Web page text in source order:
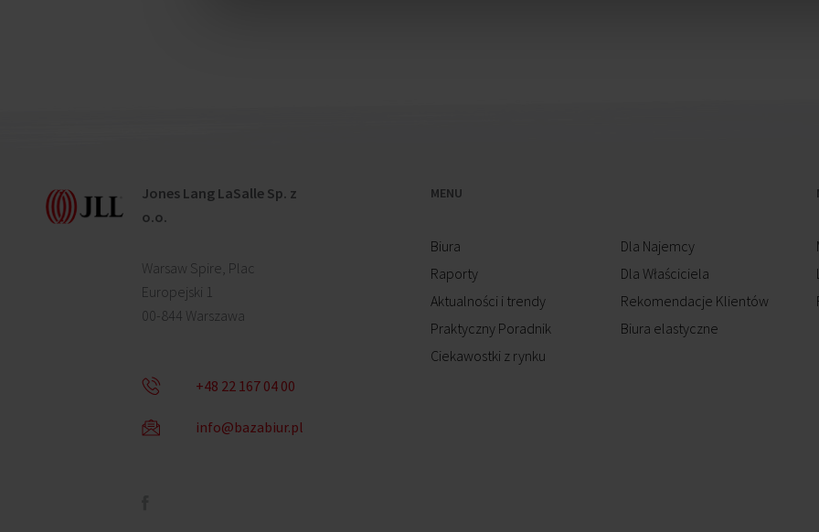
Jones Lang LaSalle Sp. z
o.o.
Warsaw Spire, Plac
Europejski 1
00-844 Warszawa
+48 22 167 04 00
info@bazabiur.pl
MENU
Biura
Raporty
Aktualności i trendy
Praktyczny Poradnik
Ciekawostki z rynku
Dla Najemcy
Dla Właściciela
Rekomendacje Klientów
Biura elastyczne